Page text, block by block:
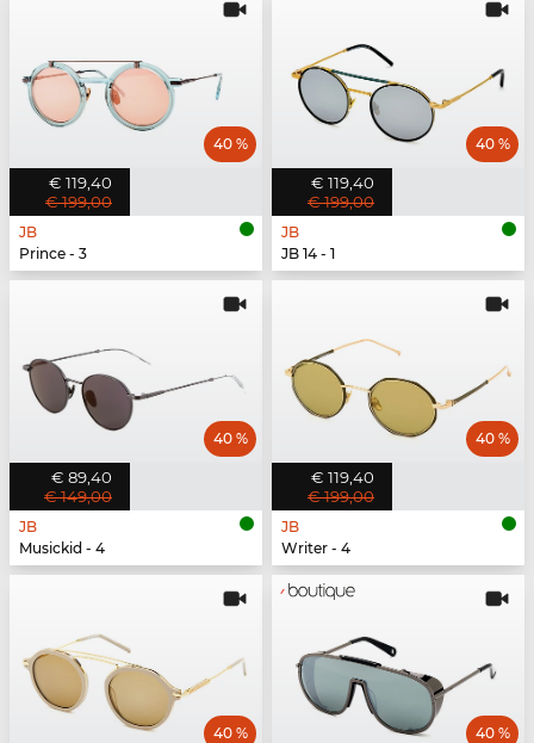
€ 119,40
€ 199,00
40 %
JB
Prince - 3
€ 119,40
€ 199,00
40 %
JB
JB 14 - 1
€ 89,40
€ 149,00
40 %
JB
Musickid - 4
€ 119,40
€ 199,00
40 %
JB
Writer - 4
40 % 40 %